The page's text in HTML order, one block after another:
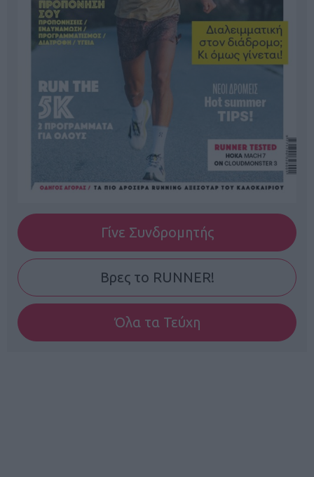
Γίνε Συνδρομητής
Βρες το RUNNER!
Όλα τα Τεύχη